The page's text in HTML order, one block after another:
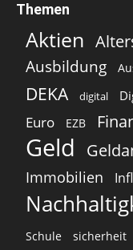
Themen
Aktien
Ausbildung
DEKA digital
Euro EZB
Geld
Immobilien
Schule sicherheit